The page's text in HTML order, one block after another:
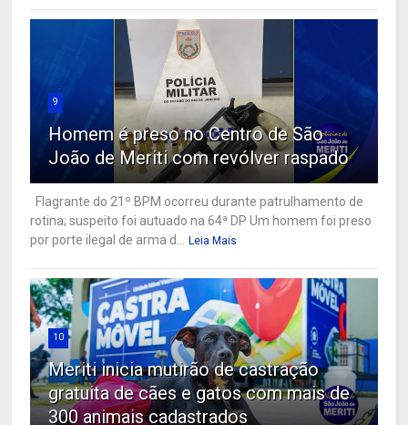
9
Homem é preso no Centro de São
João de Meriti com revólver raspado
Flagrante do 21º BPM ocorreu durante patrulhamento de
rotina; suspeito foi autuado na 64ª DP Um homem foi preso
por porte ilegal de arma d... Leia Mais
10
Meriti inicia mutirão de castração
gratuita de cães e gatos com mais de
300 animais cadastrados